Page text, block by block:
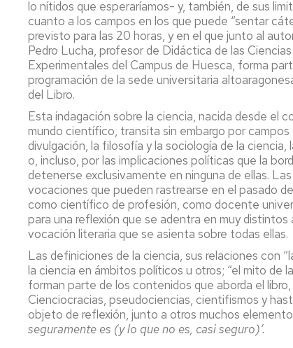
Conserjería
y
correo
interno
Unizar
Otros
en
el
Campus
lo nítidos que esperaríamos- y, también, de sus
cuanto a los campos en los que puede “sentar
previsto para las 20 horas, y en el que junto al
Pedro Lucha, profesor de Didáctica de las Ciencias
Experimentales del Campus de Huesca, forma
programación de la sede universitaria
del Libro.
Esta indagación sobre la ciencia, nacida desde el
mundo científico, transita sin embargo por campos
divulgación, la filosofía y la sociología de la ciencia,
o, incluso, por las implicaciones políticas que la
detenerse exclusivamente en ninguna de ellas.
vocaciones que pueden rastrearse en el pasado
como científico de profesión, como docente
para una reflexión que se adentra en muy
vocación literaria que se asienta sobre todas ellas.
Las definiciones de la ciencia, sus relaciones con
la ciencia en ámbitos políticos u otros; “el mito de
forman parte de los contenidos que aborda el
Cienciocracias, pseudociencias, cientifismos y
objeto de reflexión, junto a otros muchos
seguramente es (y lo que no es, casi seguro)’.